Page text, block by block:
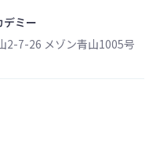
デミー
2-7-26 メゾン青山1005号